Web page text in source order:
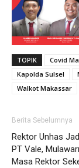
TOPIK Covid
Kapolda Sulsel
Walkot Makassar
Berita Sebelumnya
Rektor Unhas
PT Vale,
Masa Rektor